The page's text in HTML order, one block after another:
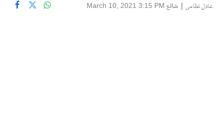
عادل نظامی | شائع March 10, 2021 3:15 PM